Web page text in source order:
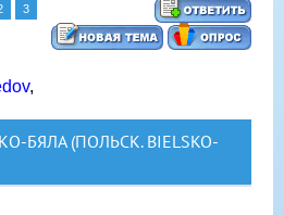
3
,
БЯЛА (ПОЛЬСК. BIELSKO-